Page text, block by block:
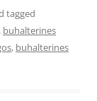
tagged
, buhalterines
, buhalterines